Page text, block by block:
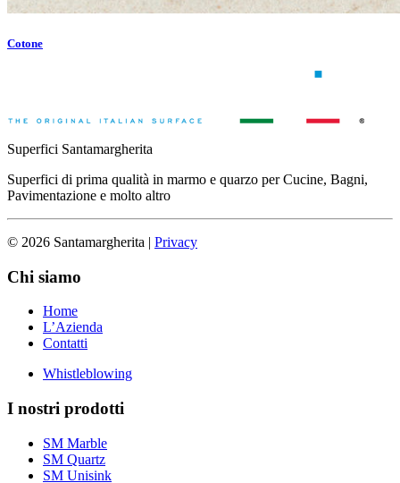
Cotone
Superfici Santamargherita
Superfici di prima qualità in marmo e quarzo per Cucine, Bagni,
Pavimentazione e molto altro
© 2026 Santamargherita | Privacy
Chi siamo
Home
L’Azienda
Contatti
Whistleblowing
I nostri prodotti
SM Marble
SM Quartz
SM Unisink